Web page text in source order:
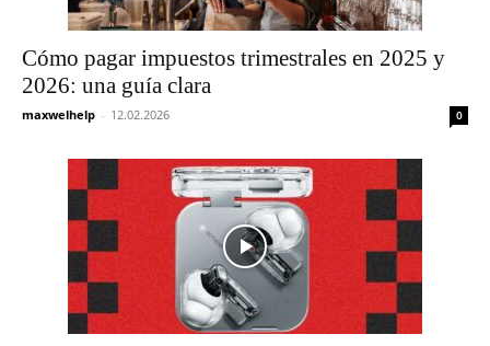
Cómo pagar impuestos trimestrales en 2025 y
2026: una guía clara
maxwelhelp - 12.02.2026 0